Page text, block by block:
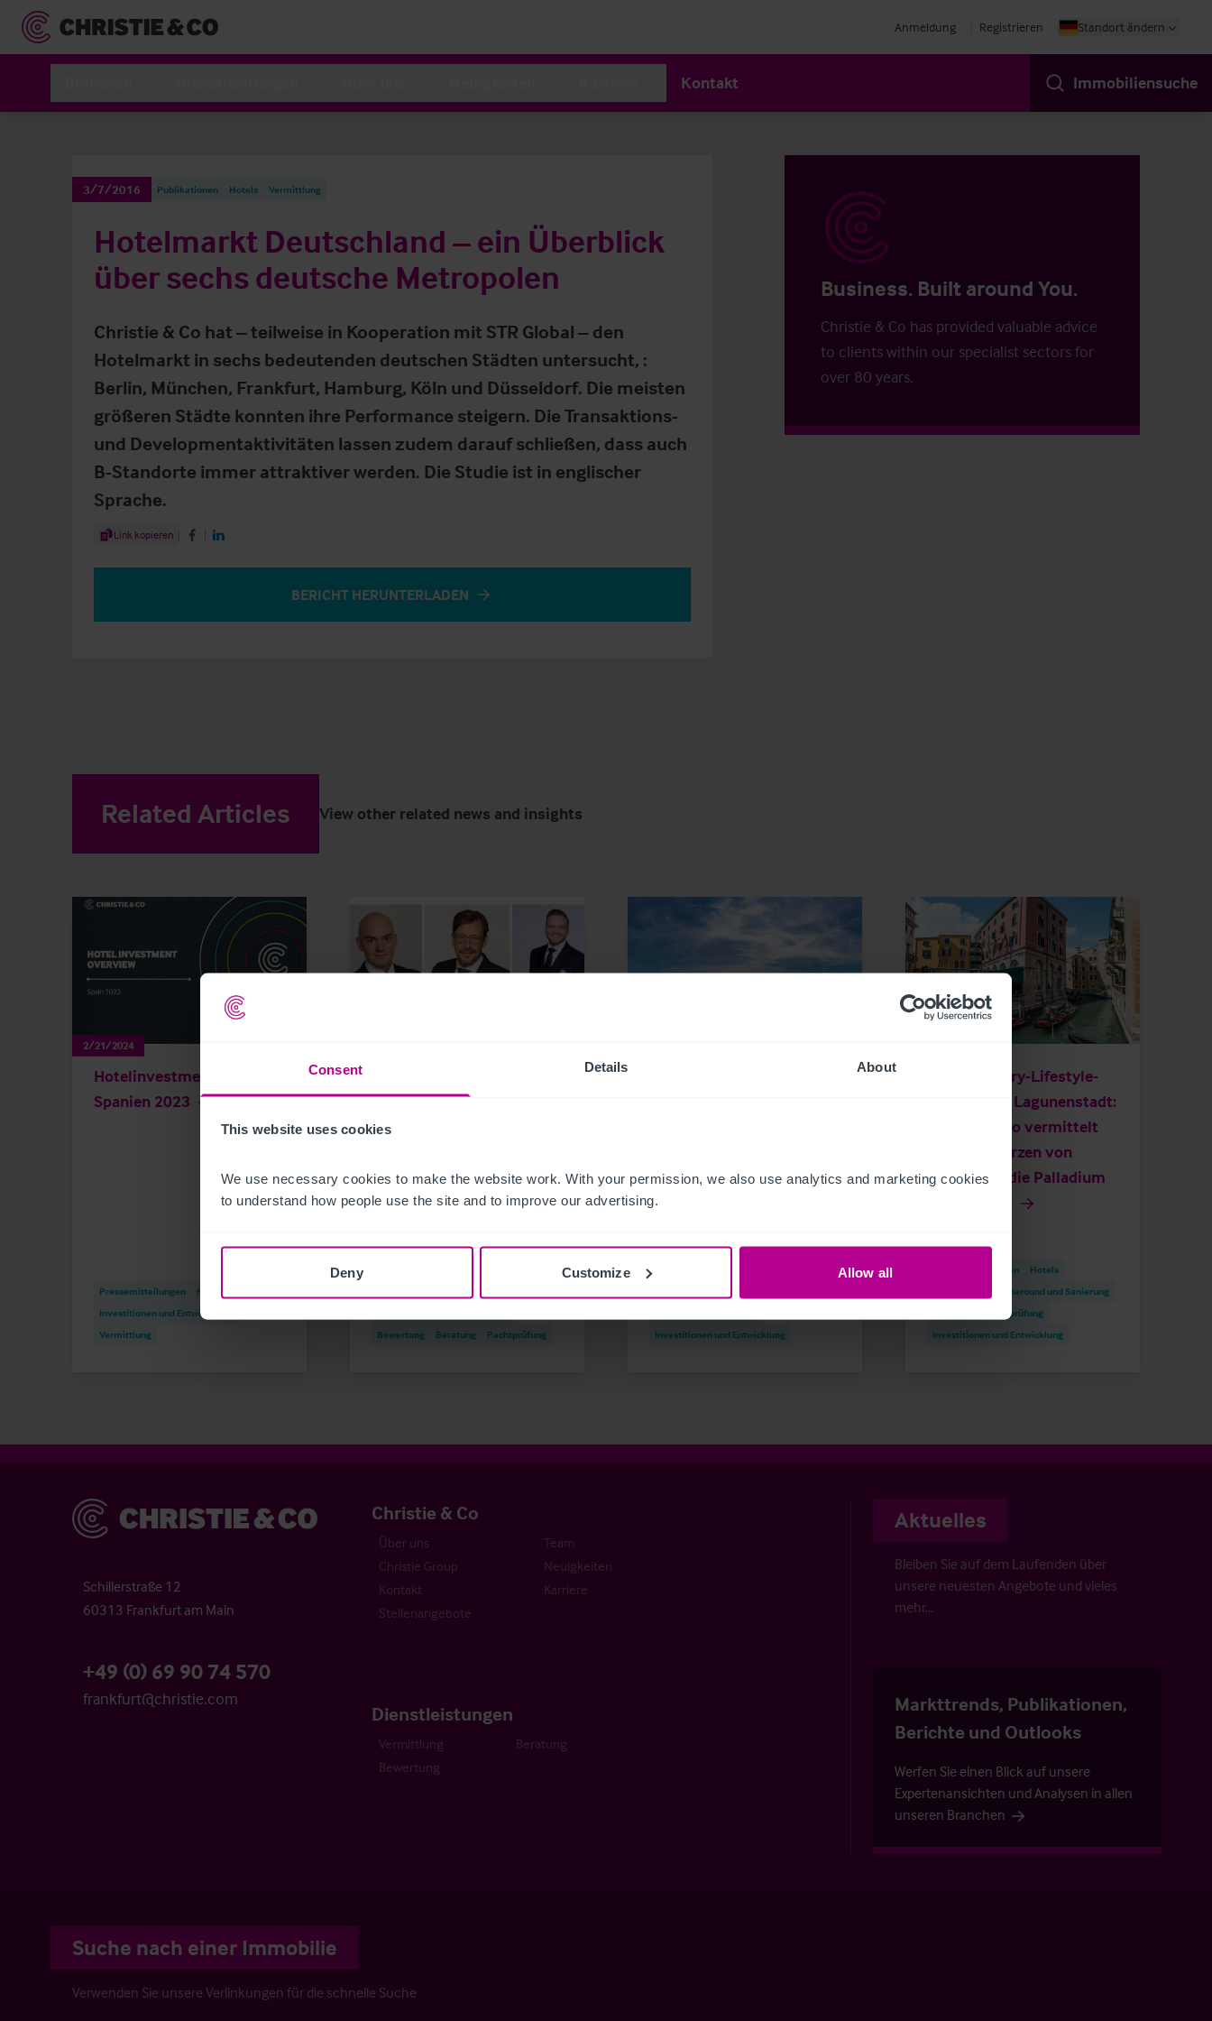
Consent Details About
This website uses cookies
We use necessary cookies to make the website work. With your permission, we also use analytics and marketing cookies
to understand how people use the site and to improve our advertising.
Deny Customize Allow all
Anmeldung Registrieren Standort ändern
Kontakt Immobiliensuche
3/7/2016 Publikationen Hotels Vermittlung
Hotelmarkt Deutschland – ein Überblick
über sechs deutsche Metropolen
Christie & Co hat – teilweise in Kooperation mit STR Global – den
Hotelmarkt in sechs bedeutenden deutschen Städten untersucht, :
Berlin, München, Frankfurt, Hamburg, Köln und Düsseldorf. Die meisten
größeren Städte konnten ihre Performance steigern. Die Transaktions-
und Developmentaktivitäten lassen zudem darauf schließen, dass auch
B-Standorte immer attraktiver werden. Die Studie ist in englischer
Sprache.
Share Article
Link kopieren Share on Facebook
Share on LinkedIn
Business. Built around You.
Christie & Co has provided valuable advice
to clients within our specialist sectors for
over 80 years.
BERICHT HERUNTERLADEN
Related Articles View other related news and insights
2/21/2024
Hotelinvestmentmarkt
Spanien 2023
Pressemitteilungen
Hotels
Investitionen und Entwicklung
Vermittlung
das Team in Deutschland
Bewertung
Beratung Pachtprüfung
Investitionen und Entwicklung
Neues Luxury-Lifestyle-
Hotel in der Lagunenstadt:
Christie & Co vermittelt
Hotel im Herzen von
Venedig an die Palladium
Pressemitteilungen
Hotels
Turnaround und Sanierung
Pachtprüfung
Investitionen und Entwicklung
Christie & Co
Schillerstraße 12
60313 Frankfurt am Main
+49 (0) 69 90 74 570
frankfurt@christie.com
Christie & Co
Über uns
Team
Christie Group
Neuigkeiten
Kontakt
Karriere
Stellenangebote
Dienstleistungen
Vermittlung
Beratung
Bewertung
Aktuelles
Bleiben Sie auf dem Laufenden über
unsere neuesten Angebote und vieles
mehr…
Markttrends, Publikationen,
Berichte und Outlooks
Werfen Sie einen Blick auf unsere
Expertenansichten und Analysen in allen
unseren Branchen
Suche nach einer Immobilie
Verwenden Sie unsere Verlinkungen für die schnelle Suche